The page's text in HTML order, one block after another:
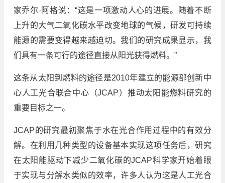
家乔尔·阿格说：“这是一项激动人心的进展。随着不断
上升的大气二氧化碳水平改变地球的气候，研发可持续
能源的需要变得越来越迫切。我们的研究成果显示，我
们具有一条可行的途径直接从阳光获得燃料。”
这条从太阳到燃料的途径是2010年建立的能源部创新中
心人工光合联合中心（JCAP）推动太阳能燃料研究的
重要目标之一。
JCAP的研究最初聚焦于水在光合作用过程中的有效分
解。在利用几种类型的设备基本实现这项任务后，研究
在太阳能驱动下减少二氧化碳的JCAP科学家开始着眼
于实现与分解水类似的效率，许多人认为这是人工光合